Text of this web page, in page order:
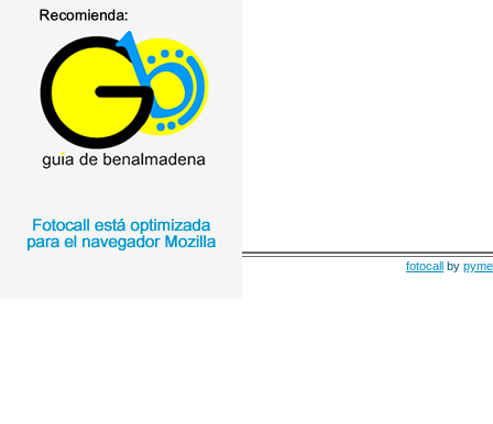
fotocall by